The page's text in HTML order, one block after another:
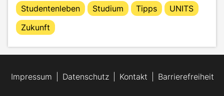
Studentenleben
Studium Tipps
UNITS
Zukunft
Impressum Datenschutz Kontakt Barrierefreiheit